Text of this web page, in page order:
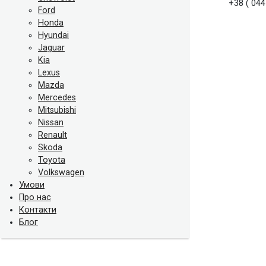
Ford
Honda
Hyundai
Jaguar
Kia
Lexus
Mazda
Mercedes
Mitsubishi
Nissan
Renault
Skoda
Toyota
Volkswagen
Умови
Про нас
Контакти
Блог
+38 (